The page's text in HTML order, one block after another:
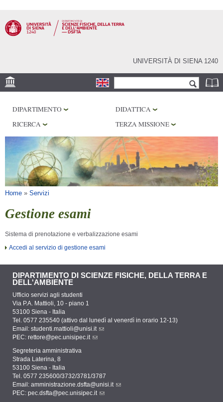
contenuto
principale
UNIVERSITÀ DI SIENA 1240
Form di ricerca
MUSEI
OSSERVATORIO
BIBLIOTECHE
SERVIZI
DIPARTIMENTO
DIDATTICA
RICERCA
TERZA MISSIONE
Tu sei qui
Home » Servizi
Gestione esami
Sistema di prenotazione e verbalizzazione esami
Accedi al servizio di gestione esami
DIPARTIMENTO DI SCIENZE FISICHE, DELLA TERRA E
DELL'AMBIENTE
Ufficio servizi agli studenti
Via P.A. Mattioli, 10 - piano 1
53100 Siena - Italia
Tel. 0577 235540 (attivo dal lunedì al venerdì in orario 12-13)
Email: studenti.mattioli@unisi.it
PEC: rettore@pec.unisipec.it
Segreteria amministrativa
Strada Laterina, 8
53100 Siena - Italia
Tel. 0577 235600/3732/3781/3787
Email: amministrazione.dsfta@unisi.it
PEC: pec.dsfta@pec.unisipec.it